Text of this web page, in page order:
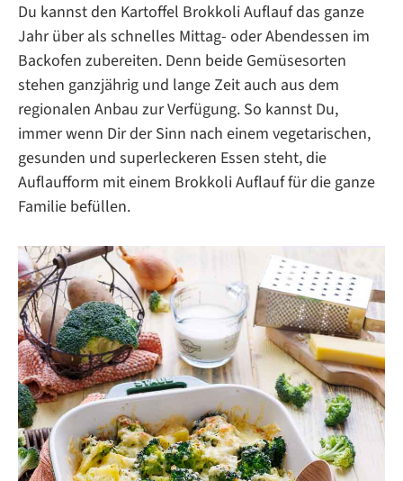
Du kannst den Kartoffel Brokkoli Auflauf das ganze
Jahr über als schnelles Mittag- oder Abendessen im
Backofen zubereiten. Denn beide Gemüsesorten
stehen ganzjährig und lange Zeit auch aus dem
regionalen Anbau zur Verfügung. So kannst Du,
immer wenn Dir der Sinn nach einem vegetarischen,
gesunden und superleckeren Essen steht, die
Auflaufform mit einem Brokkoli Auflauf für die ganze
Familie befüllen.